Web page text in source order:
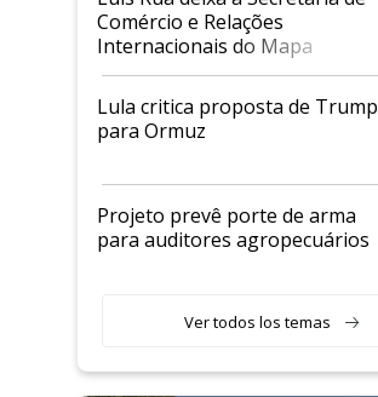
Comércio e Relações
Internacionais do Mapa
Lula critica proposta de Trump
para Ormuz
Projeto prevê porte de arma
para auditores agropecuários
Ver todos los temas